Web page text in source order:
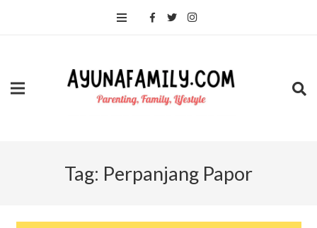
Tag: Perpanjang Papor